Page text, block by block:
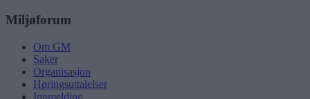
Miljøforum
Om GM
Saker
Organisasjon
Høringsuttalelser
Innmelding